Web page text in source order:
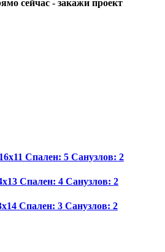
сейчас - закажи проект
16х11 Спален: 5 Санузлов: 2
Спален: 4 Санузлов: 2
Спален: 3 Санузлов: 2